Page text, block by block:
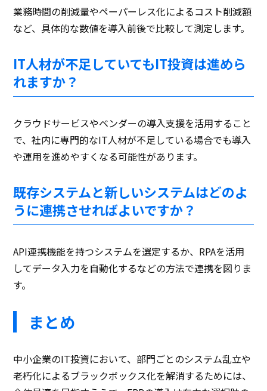
業務時間の削減量やペーパーレス化によるコスト削減額
など、具体的な数値を導入前後で比較して測定します。
IT人材が不足していてもIT投資は進めら
れますか？
クラウドサービスやベンダーの導入支援を活用すること
で、社内に専門的なIT人材が不足している場合でも導入
や運用を進めやすくなる可能性があります。
既存システムと新しいシステムはどのよ
うに連携させればよいですか？
API連携機能を持つシステムを選定するか、RPAを活用
してデータ入力を自動化するなどの方法で連携を図りま
す。
まとめ
中小企業のIT投資において、部門ごとのシステム乱立や
老朽化によるブラックボックス化を解消するためには、